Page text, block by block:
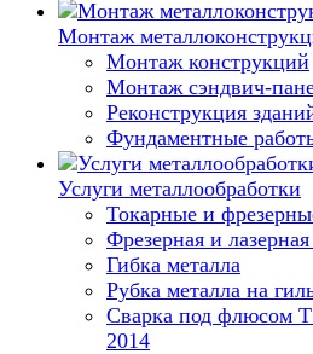
Монтаж
Монтаж конструкций
Монтаж сэндвич-
Реконструкция
Фундаментные
Услуги металлообработки
Токарные и
Фрезерная и лазерная
Гибка металла
Рубка металла на
Сварка под флюсом
2014